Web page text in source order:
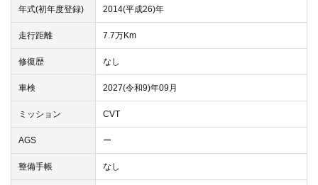
年式(初年度登録) 2014(平成26)年
走行距離 7.7万Km
修復歴 なし
車検 2027(令和9)年09月
ミッション CVT
AGS ー
整備手帳 なし